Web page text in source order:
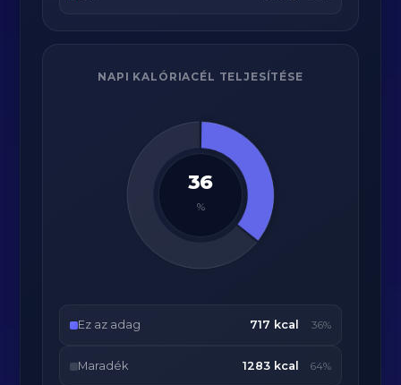
NAPI KALÓRIACÉL TELJESÍTÉSE
36
%
Ez az adag 717 kcal 36%
Maradék 1283 kcal 64%